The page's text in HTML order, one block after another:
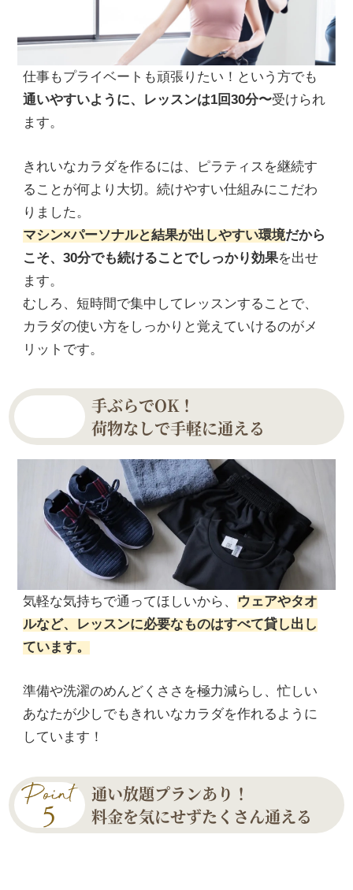
仕事もプライベートも頑張りたい！という方でも
通いやすいように、レッスンは1回30分〜受けられ
ます。
きれいなカラダを作るには、ピラティスを継続す
ることが何より大切。続けやすい仕組みにこだわ
りました。
マシン×パーソナルと結果が出しやすい環境だから
こそ、30分でも続けることでしっかり効果を出せ
ます。
むしろ、短時間で集中してレッスンすることで、
カラダの使い方をしっかりと覚えていけるのがメ
リットです。
手ぶらでOK！
荷物なしで手軽に通える
気軽な気持ちで通ってほしいから、 ウェアやタオ
ルなど、レッスンに必要なものはすべて貸し出し
ています。
準備や洗濯のめんどくささを極力減らし、忙しい
あなたが少しでもきれいなカラダを作れるように
しています！
通い放題プランあり！
料金を気にせずたくさん通える